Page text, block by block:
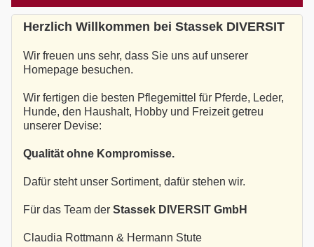
Herzlich Willkommen bei Stassek DIVERSIT
Wir freuen uns sehr, dass Sie uns auf unserer
Homepage besuchen.
Wir fertigen die besten Pflegemittel für Pferde, Leder,
Hunde, den Haushalt, Hobby und Freizeit getreu
unserer Devise:
Qualität ohne Kompromisse.
Dafür steht unser Sortiment, dafür stehen wir.
Für das Team der Stassek DIVERSIT GmbH
Claudia Rottmann & Hermann Stute